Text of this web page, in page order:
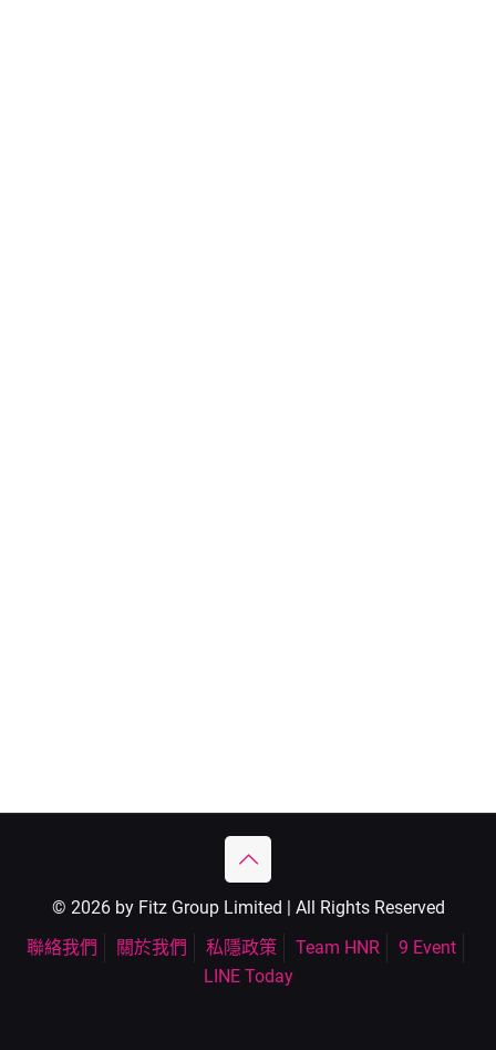
© 2026 by Fitz Group Limited | All Rights Reserved
聯絡我們
關於我們 私隱政策 Team HNR
9 Event
LINE Today